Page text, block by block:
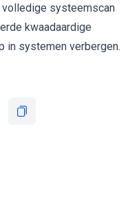
volledige systeemscan
kwaadaardige
in systemen verbergen.